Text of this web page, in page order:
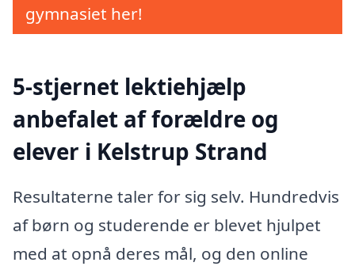
gymnasiet her!
5-stjernet lektiehjælp
anbefalet af forældre og
elever i Kelstrup Strand
Resultaterne taler for sig selv. Hundredvis
af børn og studerende er blevet hjulpet
med at opnå deres mål, og den online